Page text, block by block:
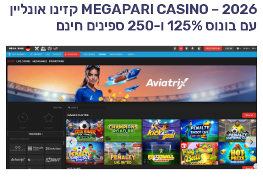
MEGAPARI CASINO – 2026 קזינו אונליין
עם בונוס 125% ו-250 ספינים חינם